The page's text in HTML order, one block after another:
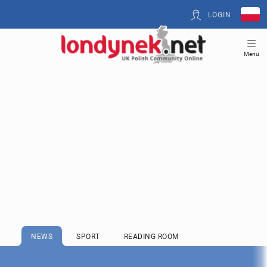
LOGIN
Menu
NEWS SPORT READING ROOM